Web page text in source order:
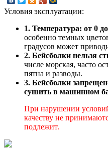
Условия эксплуатации:
1. Температура: от 0
особенно темных
градусов может
2. Бейсболки нельзя
числе морская, часто
пятна и разводы.
3. Бейсболки
сушить в машинном
При нарушении
качеству не
подлежит.